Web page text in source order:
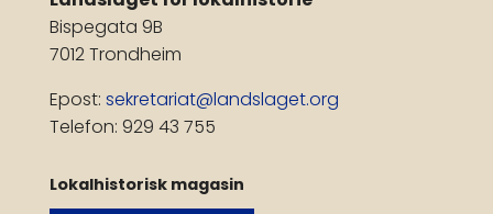
Bispegata 9B
7012 Trondheim
Epost: sekretariat@landslaget.org
Telefon: 929 43 755
Lokalhistorisk magasin